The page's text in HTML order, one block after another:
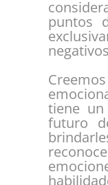
puntos
tiene
futuro